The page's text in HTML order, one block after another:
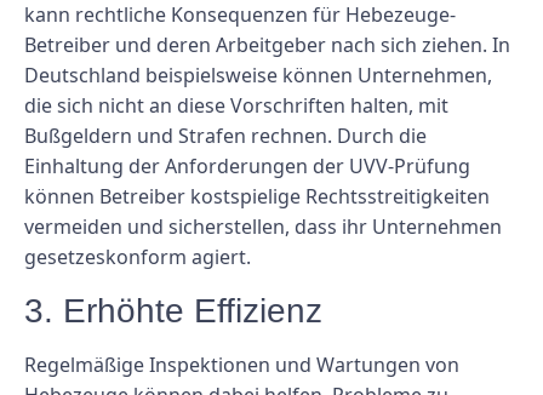
kann rechtliche Konsequenzen für Hebezeuge-
Betreiber und deren Arbeitgeber nach sich ziehen. In
Deutschland beispielsweise können Unternehmen,
die sich nicht an diese Vorschriften halten, mit
Bußgeldern und Strafen rechnen. Durch die
Einhaltung der Anforderungen der UVV-Prüfung
können Betreiber kostspielige Rechtsstreitigkeiten
vermeiden und sicherstellen, dass ihr Unternehmen
gesetzeskonform agiert.
3. Erhöhte Effizienz
Regelmäßige Inspektionen und Wartungen von